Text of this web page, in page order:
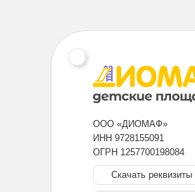
ООО «ДИОМАФ»
ИНН 9728155091
ОГРН 1257700198084
Скачать реквизиты